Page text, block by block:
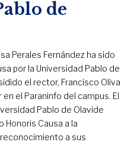
de
Perales Fernández ha sido
por la Universidad Pablo de
el rector, Francisco Oliva
el Paraninfo del campus. El
Pablo de Olavide
Causa a la
a sus